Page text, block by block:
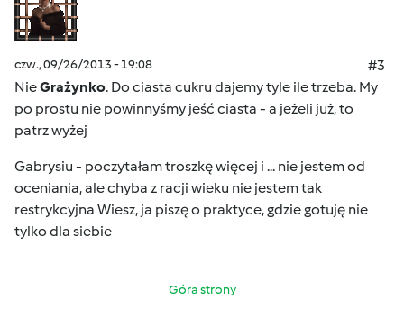
czw., 09/26/2013 - 19:08
#3
NieGrażynko. Do ciasta cukru dajemy tyle ile trzeba. My
po prostu nie powinnyśmy jeść ciasta - a jeżeli już, to
patrz wyżej
Gabrysiu - poczytałam troszkę więcej i ... nie jestem od
oceniania, ale chyba z racji wieku nie jestem tak
restrykcyjna Wiesz, ja piszę o praktyce, gdzie gotuję nie
tylko dla siebie
Góra strony